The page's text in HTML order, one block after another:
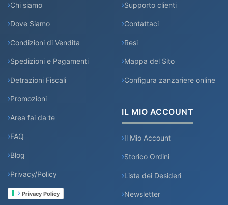
Chi siamo
Dove Siamo
Condizioni di Vendita
Spedizioni e Pagamenti
Detrazioni Fiscali
Promozioni
Area fai da te
FAQ
Blog
Privacy/Policy
Privacy Policy
Supporto clienti
Contattaci
Resi
Mappa del Sito
Configura zanzariere online
IL MIO ACCOUNT
Il Mio Account
Storico Ordini
Lista dei Desideri
Newsletter